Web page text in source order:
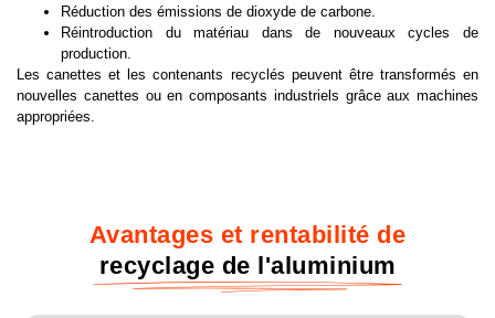
Réduction des émissions de dioxyde de carbone.
Réintroduction du matériau dans de nouveaux cycles de
production.
Les canettes et les contenants recyclés peuvent être transformés en
nouvelles canettes ou en composants industriels grâce aux machines
appropriées.
Avantages et rentabilité de
recyclage de l'aluminium